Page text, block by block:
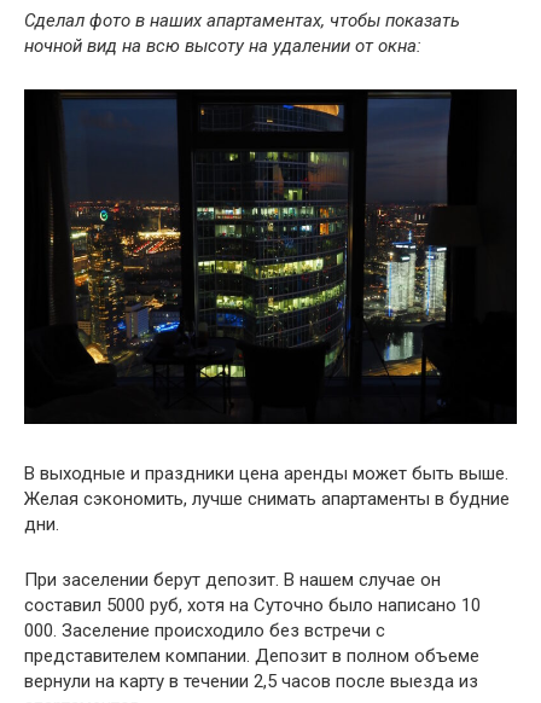
Сделал фото в наших апартаментах, чтобы показать
ночной вид на всю высоту на удалении от окна:
В выходные и праздники цена аренды может быть выше.
Желая сэкономить, лучше снимать апартаменты в будние
дни.
При заселении берут депозит. В нашем случае он
составил 5000 руб, хотя на Суточно было написано 10
000. Заселение происходило без встречи с
представителем компании. Депозит в полном объеме
вернули на карту в течении 2,5 часов после выезда из